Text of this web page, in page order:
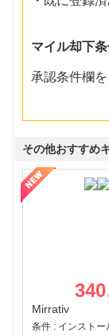
マイル却下
承認条件欄
その他おすすめ
340
Mirrativ